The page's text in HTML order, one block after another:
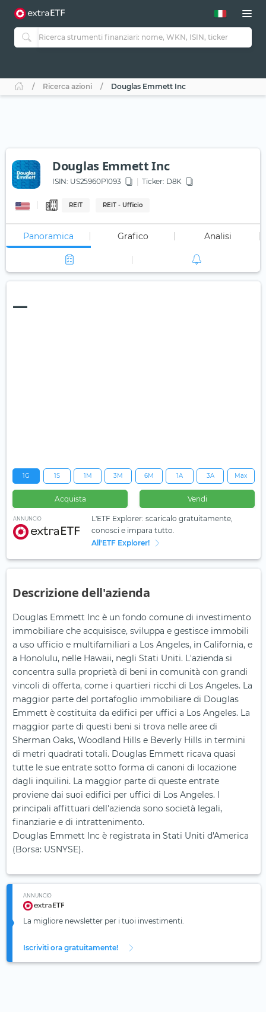
Ricerca azioni Douglas Emmett Inc
Douglas Emmett Inc
ISIN: US25960P1093 Ticker: D8K
REIT REIT - Ufficio
Panoramica Grafico Analisi
—
1G 1S 1M 3M 6M 1A 3A Max
Acquista Vendi
ANNUNCIO
L'ETF Explorer: scaricalo gratuitamente,
conosci e impara tutto.
All'ETF Explorer!
Descrizione dell'azienda
Douglas Emmett Inc è un fondo comune di investimento
immobiliare che acquisisce, sviluppa e gestisce immobili
a uso ufficio e multifamiliari a Los Angeles, in California, e
a Honolulu, nelle Hawaii, negli Stati Uniti. L'azienda si
concentra sulla proprietà di beni in comunità con grandi
vincoli di offerta, come i quartieri ricchi di Los Angeles. La
maggior parte del portafoglio immobiliare di Douglas
Emmett è costituita da edifici per uffici a Los Angeles. La
maggior parte di questi beni si trova nelle aree di
Sherman Oaks, Woodland Hills e Beverly Hills in termini
di metri quadrati totali. Douglas Emmett ricava quasi
tutte le sue entrate sotto forma di canoni di locazione
dagli inquilini. La maggior parte di queste entrate
proviene dai suoi edifici per uffici di Los Angeles. I
principali affittuari dell'azienda sono società legali,
finanziarie e di intrattenimento.
Douglas Emmett Inc è registrata in Stati Uniti d'America
(Borsa: USNYSE).
ANNUNCIO
La migliore newsletter per i tuoi investimenti.
Iscriviti ora gratuitamente!